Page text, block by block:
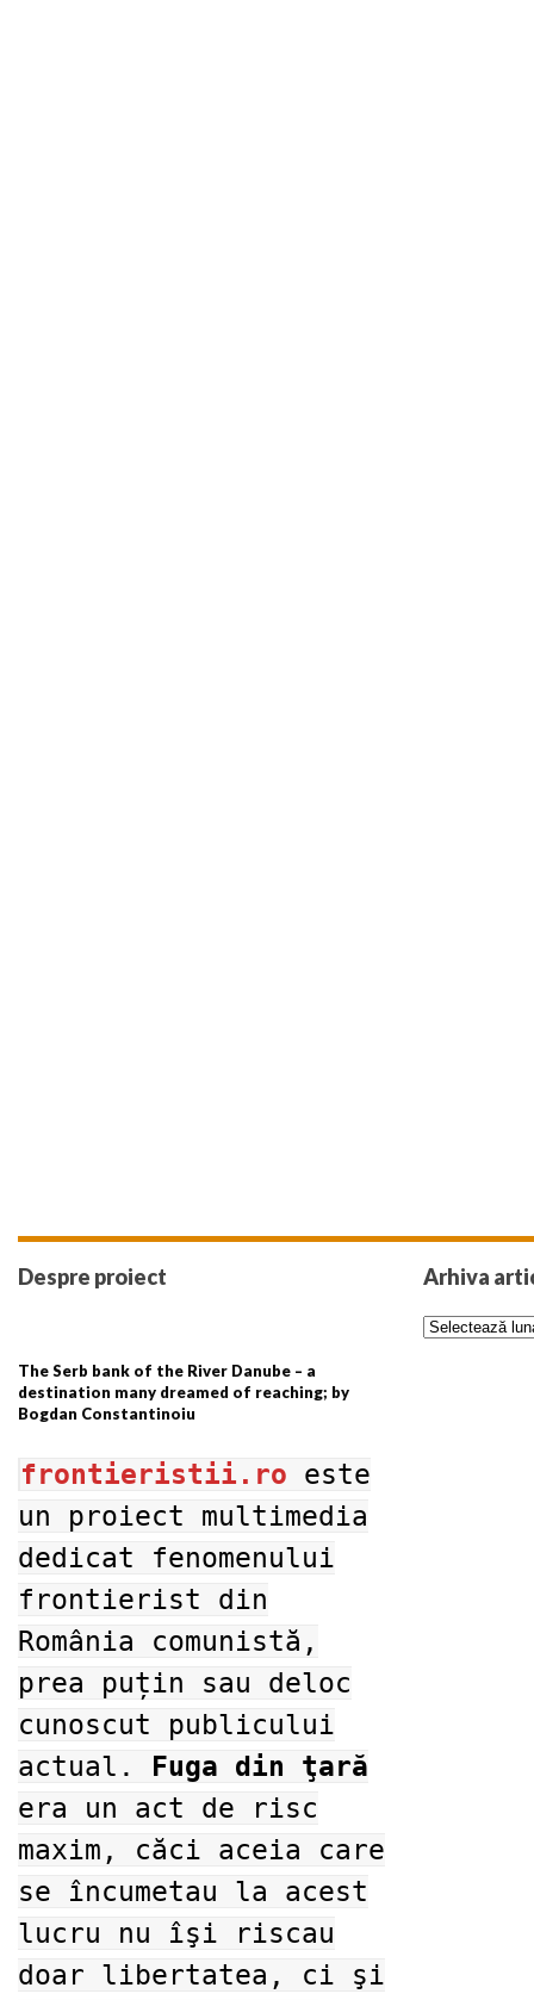
Despre proiect
The Serb bank of the River Danube – a
destination many dreamed of reaching; by
Bogdan Constantinoiu
frontieristii.ro este
un proiect multimedia
dedicat fenomenului
frontierist din
România comunistă,
prea puțin sau deloc
cunoscut publicului
actual.
Fuga din ţară
era un act de risc
maxim, căci aceia care
se încumetau la acest
lucru nu îşi riscau
doar libertatea, ci şi
Arhiva